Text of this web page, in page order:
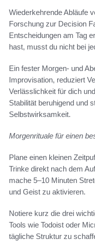
Wiederkehrende Abläufe
Forschung zur Decision
Entscheidungen am Tag
hast, musst du nicht bei
Ein fester Morgen- und
Improvisation, reduziert
Verlässlichkeit für dich
Stabilität beruhigend und
Selbstwirksamkeit.
Morgenrituale für einen
Plane einen kleinen
Trinke direkt nach dem
mache 5–10 Minuten
und Geist zu aktivieren.
Notiere kurz die drei
Tools wie Todoist oder
tägliche Struktur zu